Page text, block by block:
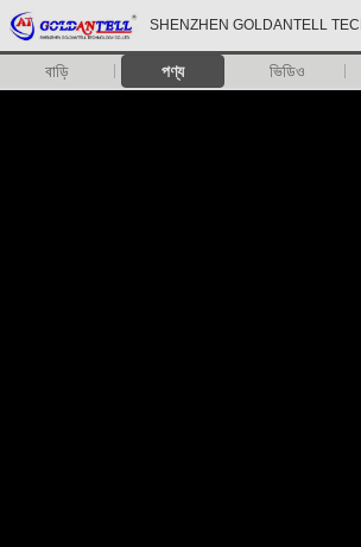
SHENZHEN GOLDANTELL
বাড়ি পণ্য ভিডিও